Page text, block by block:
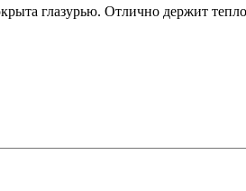
глазурью. Отлично держит